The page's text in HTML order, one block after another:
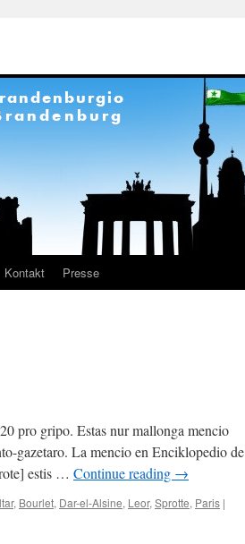
Kontakt Presse
pro gripo. Estas nur mallonga mencio
gazetaro. La mencio en Enciklopedio de
estis … Continue reading →
, Bourlet, Dar-el-Alsine, Leor, Sprotte, Paris |